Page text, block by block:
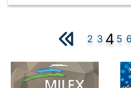
2 3 4 5